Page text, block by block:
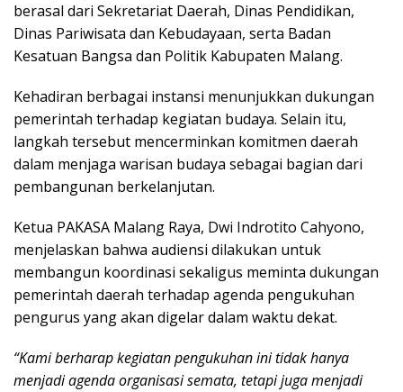
berasal dari Sekretariat Daerah, Dinas Pendidikan,
Dinas Pariwisata dan Kebudayaan, serta Badan
Kesatuan Bangsa dan Politik Kabupaten Malang.
Kehadiran berbagai instansi menunjukkan dukungan
pemerintah terhadap kegiatan budaya. Selain itu,
langkah tersebut mencerminkan komitmen daerah
dalam menjaga warisan budaya sebagai bagian dari
pembangunan berkelanjutan.
Ketua PAKASA Malang Raya, Dwi Indrotito Cahyono,
menjelaskan bahwa audiensi dilakukan untuk
membangun koordinasi sekaligus meminta dukungan
pemerintah daerah terhadap agenda pengukuhan
pengurus yang akan digelar dalam waktu dekat.
“Kami berharap kegiatan pengukuhan ini tidak hanya
menjadi agenda organisasi semata, tetapi juga menjadi